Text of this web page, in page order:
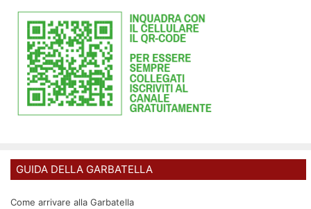
GUIDA DELLA GARBATELLA
Come arrivare alla Garbatella